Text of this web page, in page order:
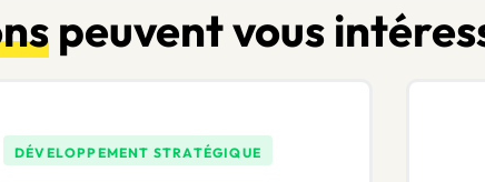
peuvent vous
DÉVELOPPEMENT STRATÉGIQUE